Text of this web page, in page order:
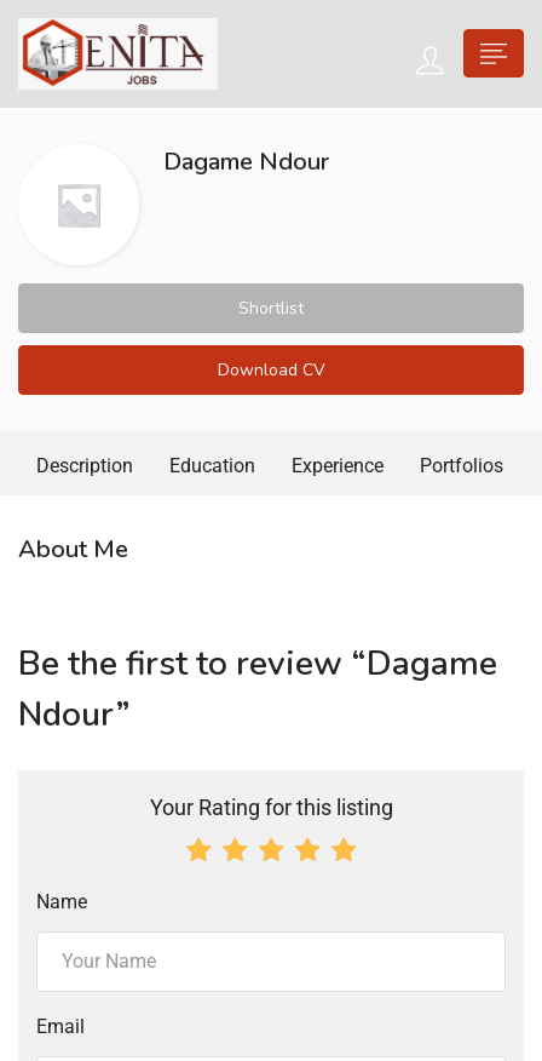
Dagame Ndour
Shortlist
Download CV
Description Education Experience Portfolios
About Me
Be the first to review “Dagame
Ndour”
Your Rating for this listing
Name
Email